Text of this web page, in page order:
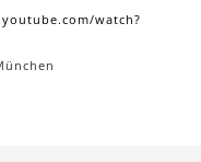
watch?